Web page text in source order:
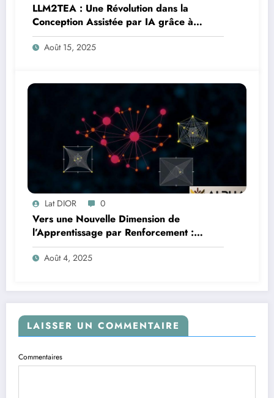
LLM2TEA : Une Révolution dans la
Conception Assistée par IA grâce à
Évolution Multitâche
Août 15, 2025
Lat DIOR 0
Vers une Nouvelle Dimension de
l’Apprentissage par Renforcement :
Comprendre la Géométrie des Espaces
d’États et d’Actions
Août 4, 2025
LAISSER UN COMMENTAIRE
Commentaires